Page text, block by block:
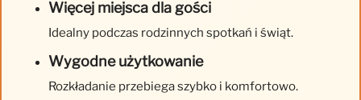
Więcej miejsca dla gości
Idealny podczas rodzinnych spotkań i świąt.
Wygodne użytkowanie
Rozkładanie przebiega szybko i komfortowo.